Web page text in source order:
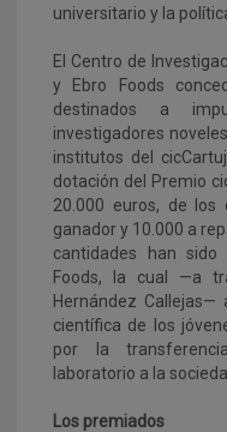
universitario y la
El Centro de
y Ebro Foods
destinados a
investigadores
institutos del
dotación del Premio
20.000 euros, de los
ganador y 10.000 a
cantidades han
Foods, la cual —a
Hernández Callejas—
científica de los
por la
laboratorio a la
Los premiados